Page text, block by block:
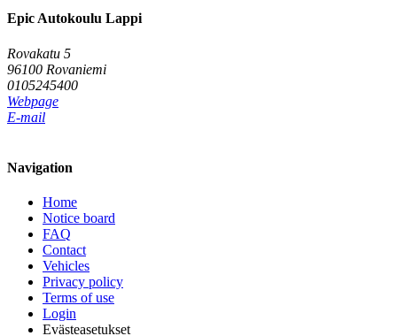
Epic Autokoulu Lappi
Rovakatu 5
96100 Rovaniemi
0105245400
Webpage
E-mail
Navigation
Home
Notice board
FAQ
Contact
Vehicles
Privacy policy
Terms of use
Login
Evästeasetukset